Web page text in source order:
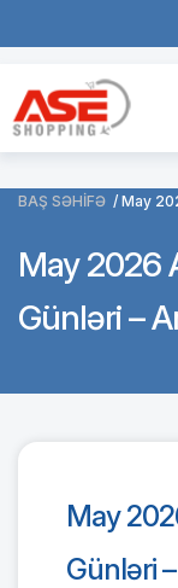
BAŞ SƏHİFƏ May
May 2026
Günləri –
May
Günləri